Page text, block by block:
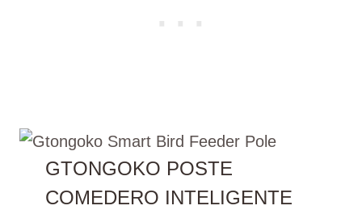
GTONGOKO POSTE
COMEDERO INTELIGENTE